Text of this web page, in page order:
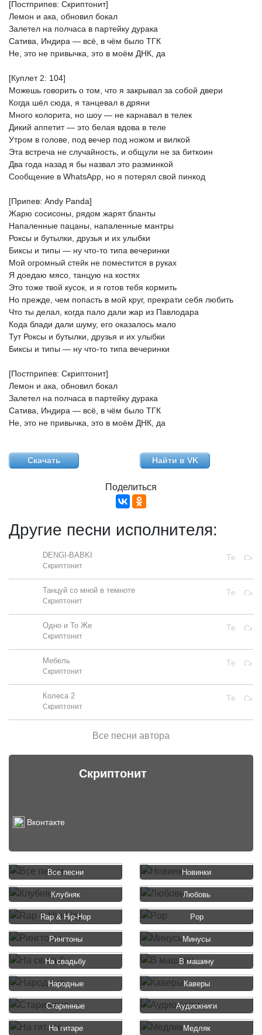
[Постприпев: Скриптонит]
Лемон и ака, обновил бокал
Залетел на полчаса в партейку дурака
Сатива,
Индира — всё, в чём было ТГК
Не, это не привычка, это в моём ДНК, да
[Куплет 2: 104]
Можешь говорить о том, что я закрывал за собой двери
Когда шёл сюда, я танцевал в дряни
Много колорита, но шоу — не карнавал в телек
Дикий аппетит — это белая вдова в теле
Утром в голове, под вечер под ножом и вилкой
Эта встреча не случайность, и общули не за биткоин
Два года назад я бы назвал это разминкой
Сообщение в WhatsApp, но я потерял свой пинкод
[Припев: Andy Panda]
Жарю сосисоны, рядом жарят бланты
Напаленные пацаны, напаленные мантры
Роксы и бутылки, друзья и их улыбки
Биксы и типы — ну что-то типа вечеринки
Мой огромный стейк не поместится в руках
Я доедаю мясо, танцую на костях
Это тоже твой кусок, и я готов тебя кормить
Но прежде, чем попасть в мой круг, прекрати себя любить
Что ты делал, когда пало дали жар из Павлодара
Кода блади дали шуму, его оказалось мало
Тут Роксы и бутылки, друзья и их улыбки
Биксы и типы — ну что-то типа вечеринки
[Постприпев: Скриптонит]
Лемон и ака, обновил бокал
Залетел на полчаса в партейку дурака
Сатива,
Индира — всё, в чём было ТГК
Не, это не привычка, это в моём ДНК, да
Скачать Найти в VK
Поделиться
Другие песни исполнителя:
DENGI-BABKI
Скриптонит
Танцуй со мной в темноте
Скриптонит
Одно и То Же
Скриптонит
Мебель
Скриптонит
Колеса 2
Скриптонит
Все песни автора
Скриптонит
Вконтакте
Все песни Новинки
Клубняк Любовь
Rap & Hip-Hop Pop
Рингтоны Минусы
На свадьбу В машину
Народные Каверы
Старинные Аудиокниги
На гитаре Медляк